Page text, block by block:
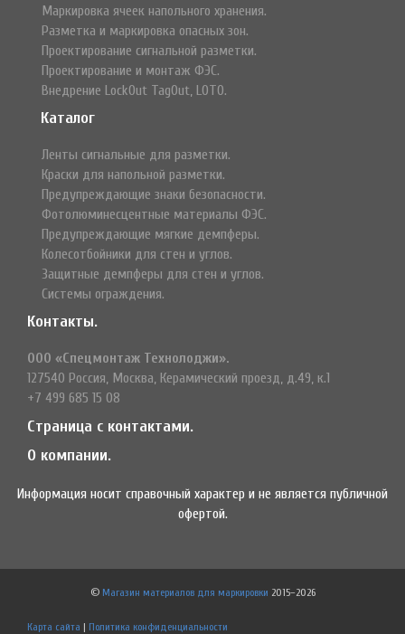
Маркировка ячеек напольного хранения.
Разметка и маркировка опасных зон.
Проектирование сигнальной разметки.
Проектирование и монтаж ФЭС.
Внедрение LockOut TagOut, LOTO.
Каталог
Ленты сигнальные для разметки.
Краски для напольной разметки.
Предупреждающие знаки безопасности.
Фотолюминесцентные материалы ФЭС.
Предупреждающие мягкие демпферы.
Колесотбойники для стен и углов.
Защитные демпферы для стен и углов.
Системы ограждения.
Контакты.
ООО «Спецмонтаж Технолоджи».
127540 Россия, Москва, Керамический проезд, д.49, к.1
+7 499 685 15 08
Страница с контактами.
О компании.
Информация носит справочный характер и не является публичной
офертой.
© Магазин материалов для маркировки 2015–2026
Карта сайта | Политика конфиденциальности